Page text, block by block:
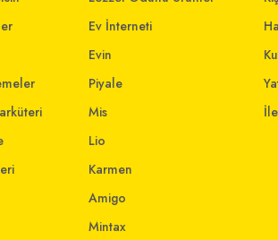
Ev İnterneti
Evin
Piyale
Mis
Lio
Karmen
Amigo
Mintax